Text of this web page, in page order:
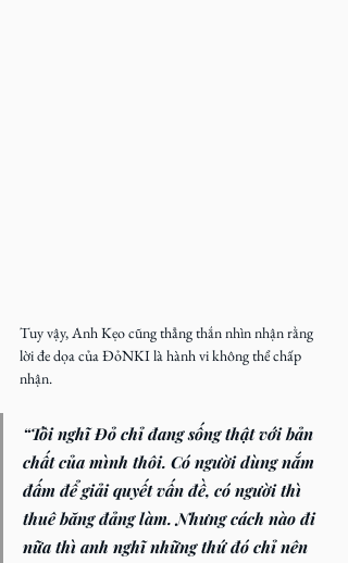
Tuy vậy, Anh Kẹo cũng thẳng thắn nhìn nhận rằng
lời đe dọa của ĐỏNKI là hành vi không thể chấp
nhận.
“Tôi nghĩ Đỏ chỉ đang sống thật với bản
chất của mình thôi. Có người dùng nắm
đấm để giải quyết vấn đề, có người thì
thuê băng đảng làm. Nhưng cách nào đi
nữa thì anh nghĩ những thứ đó chỉ nên